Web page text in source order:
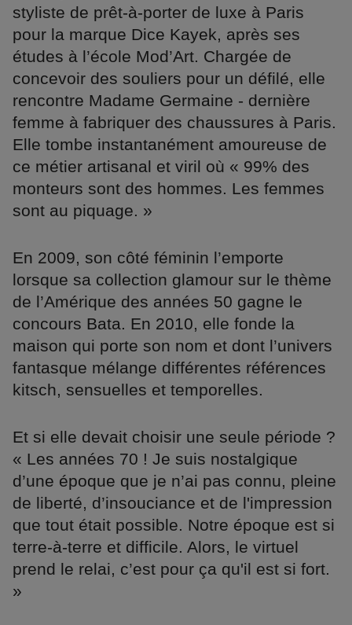
styliste de prêt-à-porter de luxe à Paris
pour la marque Dice Kayek, après ses
études à l’école Mod’Art. Chargée de
concevoir des souliers pour un défilé, elle
rencontre Madame Germaine - dernière
femme à fabriquer des chaussures à Paris.
Elle tombe instantanément amoureuse de
ce métier artisanal et viril où « 99% des
monteurs sont des hommes. Les femmes
sont au piquage. »
En 2009, son côté féminin l’emporte
lorsque sa collection glamour sur le thème
de l’Amérique des années 50 gagne le
concours Bata. En 2010, elle fonde la
maison qui porte son nom et dont l’univers
fantasque mélange différentes références
kitsch, sensuelles et temporelles.
Et si elle devait choisir une seule période ?
« Les années 70 ! Je suis nostalgique
d’une époque que je n’ai pas connu, pleine
de liberté, d’insouciance et de l'impression
que tout était possible. Notre époque est si
terre-à-terre et difficile. Alors, le virtuel
prend le relai, c’est pour ça qu'il est si fort.
»